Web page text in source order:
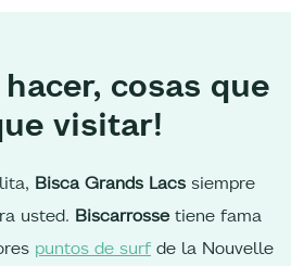
hacer, cosas que
visitar!
Bisca Grands Lacs siempre
usted. Biscarrosse tiene fama
puntos de surf de la Nouvelle